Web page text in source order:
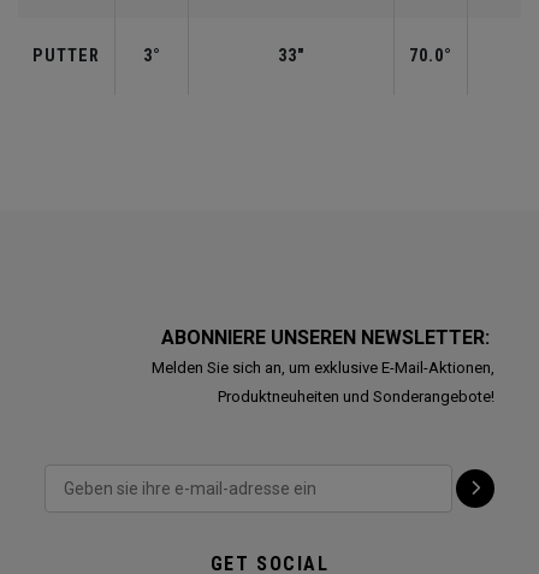
PUTTER 3° 33" 70.0°
ABONNIERE UNSEREN NEWSLETTER:
Melden Sie sich an, um exklusive E-Mail-Aktionen,
Produktneuheiten und Sonderangebote!
GET SOCIAL